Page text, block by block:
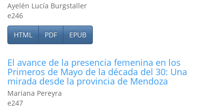
Ayelén Lucía Burgstaller
e246
HTML PDF EPUB
El avance de la presencia femenina en los
Primeros de Mayo de la década del 30: Una
mirada desde la provincia de Mendoza
Mariana Pereyra
e247